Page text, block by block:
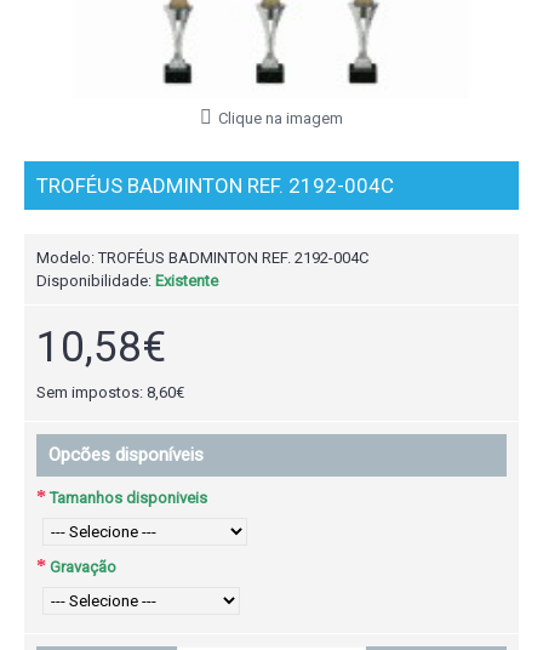
Clique na imagem
TROFÉUS BADMINTON REF. 2192-004C
Modelo:TROFÉUS BADMINTON REF. 2192-004C
Disponibilidade: Existente
10,58€
Sem impostos: 8,60€
Opcões disponíveis
Tamanhos disponiveis
Gravação